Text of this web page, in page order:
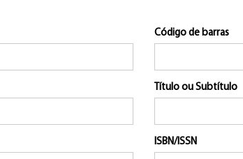
Código de barras
Título ou Subtítulo
ISBN/ISSN